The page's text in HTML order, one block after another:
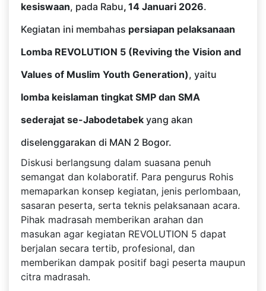
kesiswaan, pada Rabu, 14 Januari 2026.
Kegiatan ini membahas persiapan pelaksanaan
Lomba REVOLUTION 5 (Reviving the Vision and
Values of Muslim Youth Generation), yaitu
lomba keislaman tingkat SMP dan SMA
sederajat se-Jabodetabek yang akan
diselenggarakan di MAN 2 Bogor.
Diskusi berlangsung dalam suasana penuh
semangat dan kolaboratif. Para pengurus Rohis
memaparkan konsep kegiatan, jenis perlombaan,
sasaran peserta, serta teknis pelaksanaan acara.
Pihak madrasah memberikan arahan dan
masukan agar kegiatan REVOLUTION 5 dapat
berjalan secara tertib, profesional, dan
memberikan dampak positif bagi peserta maupun
citra madrasah.